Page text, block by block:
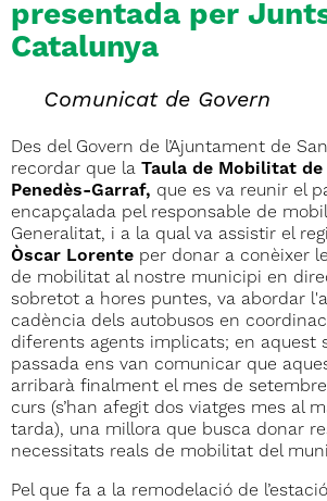
presentada per
Catalunya
Comunicat de Govern
Des del Govern de l’Ajuntament de
recordar que la Taula de Mobilitat de
Penedès-Garraf, que es va reunir el
encapçalada pel responsable de
Generalitat, i a la qual va assistir el
Òscar Lorente per donar a conèixer
de mobilitat al nostre municipi en
sobretot a hores puntes, va abordar
cadència dels autobusos en
diferents agents implicats; en aquest
passada ens van comunicar que
arribarà finalment el mes de
curs (s’han afegit dos viatges mes al
tarda), una millora que busca donar
necessitats reals de mobilitat del
Pel que fa a la remodelació de